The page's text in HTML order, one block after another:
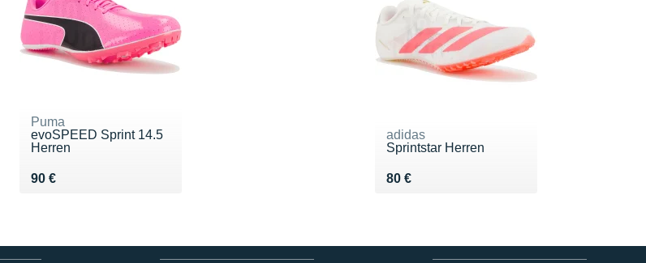
Puma
evoSPEED Sprint 14.5
Herren
90 €
Vendu 90 €
adidas
Sprintstar Herren
80 €
Vendu 80 €